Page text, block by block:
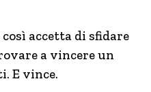
accetta di sfidare
a vincere un
E vince.